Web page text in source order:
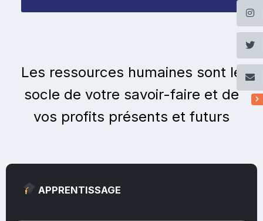
Les ressources humaines sont le
socle de votre savoir-faire et de
vos profits présents et futurs
APPRENTISSAGE